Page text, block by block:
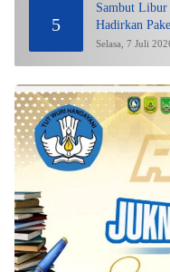
5
Sambut Libur
Hadirkan
Selasa, 7 Juli